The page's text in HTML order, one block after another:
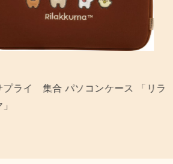
ー リラックマ＆キイロイトリ
ドキーホルダー 「リラックマ」